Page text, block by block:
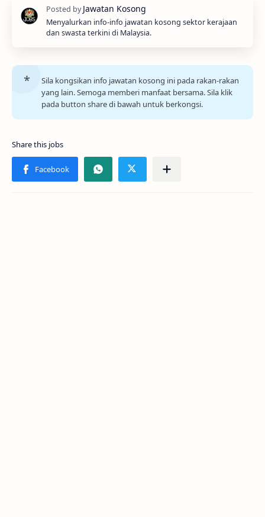
Menyalurkan info-info jawatan kosong sektor kerajaan
dan swasta terkini di Malaysia.
Sila kongsikan info jawatan kosong ini pada rakan-rakan
yang lain. Semoga memberi manfaat bersama. Sila klik
pada button share di bawah untuk berkongsi.